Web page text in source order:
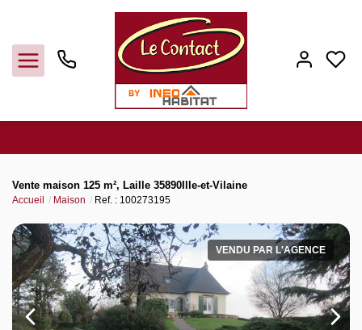
Louer
Gerer
Vente maison 125 m², Laille 35890Ille-et-Vilaine
Accueil Maison Ref. : 100273195
VENDU PAR L'AGENCE